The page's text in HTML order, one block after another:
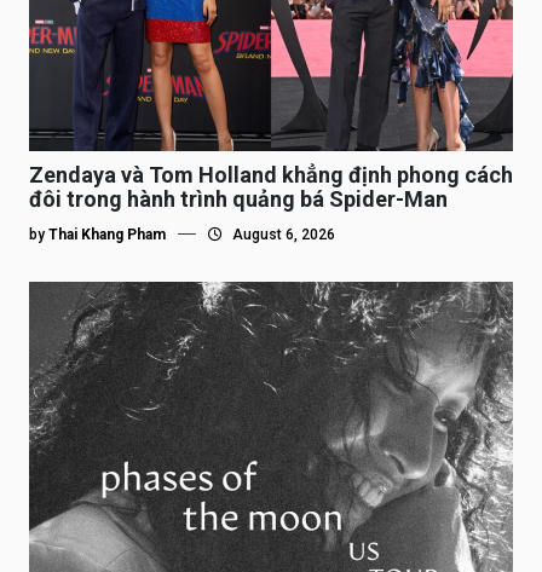
Zendaya và Tom Holland khẳng định phong cách
đôi trong hành trình quảng bá Spider-Man
by Thai Khang Pham August 6, 2026